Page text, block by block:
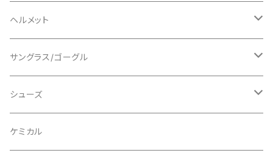
ALL MOUNTAIN STYLE
AVID/アヴィド
BAR MITTS/バーミッツ
BAZOOKA/バズーカ
ロングスリーブ
ショートスリーブ
ジャケット
ショーツ
ビブタイプ
パンツ / タイツ
上下セット
エルボー/肘
ニー/膝
その他
ヘルメット
ロード
マウンテンバイク
フルフェイス
サングラス/ゴーグル
アクセサリー
シューズ
ロード
ケミカル